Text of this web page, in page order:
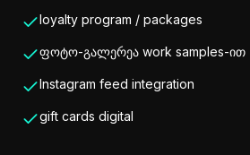
loyalty program / packages
ფოტო-გალერეა work samples-ით
Instagram feed integration
gift cards digital